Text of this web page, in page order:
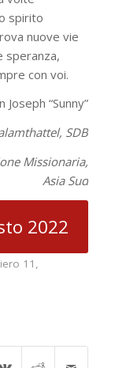
spirito
nuove vie
speranza,
con voi.
Joseph “Sunny”
SDB
Missionaria,
Asia Sud
2022
11 ,